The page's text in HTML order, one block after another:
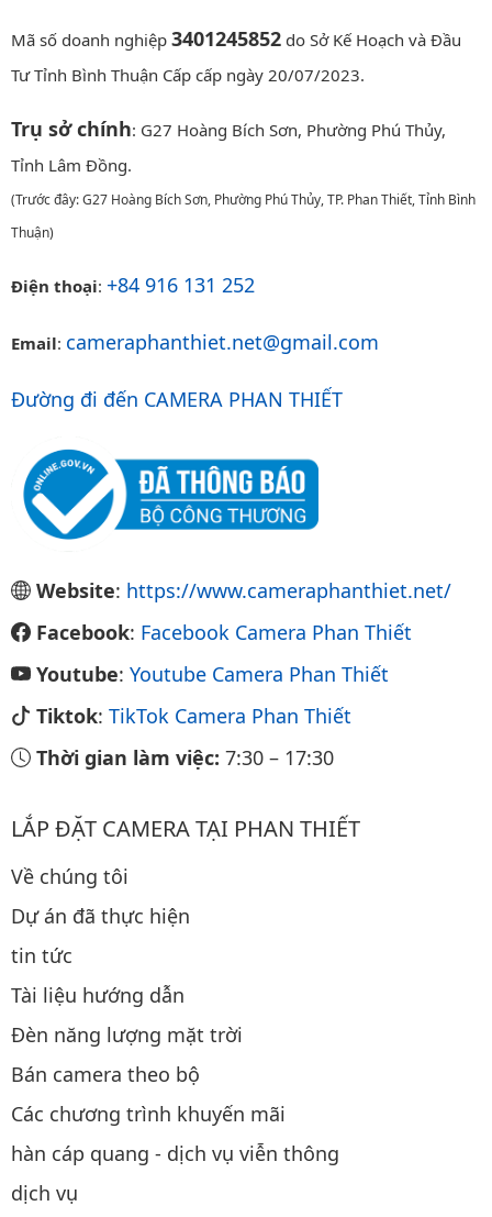
Mã số doanh nghiệp 3401245852 do Sở Kế Hoạch và Đầu
Tư Tỉnh Bình Thuận Cấp cấp ngày 20/07/2023.
Trụ sở chính: G27 Hoàng Bích Sơn, Phường Phú Thủy,
Tỉnh Lâm Đồng.
(Trước đây: G27 Hoàng Bích Sơn, Phường Phú Thủy, TP. Phan Thiết, Tỉnh Bình
Thuận)
Điện thoại: +84 916 131 252
Email: cameraphanthiet.net@gmail.com
Đường đi đến CAMERA PHAN THIẾT
Website: https://www.cameraphanthiet.net/
Facebook: Facebook Camera Phan Thiết
Youtube: Youtube Camera Phan Thiết
Tiktok: TikTok Camera Phan Thiết
Thời gian làm việc: 7:30 – 17:30
LẮP ĐẶT CAMERA TẠI PHAN THIẾT
Về chúng tôi
Dự án đã thực hiện
tin tức
Tài liệu hướng dẫn
Đèn năng lượng mặt trời
Bán camera theo bộ
Các chương trình khuyến mãi
hàn cáp quang - dịch vụ viễn thông
dịch vụ